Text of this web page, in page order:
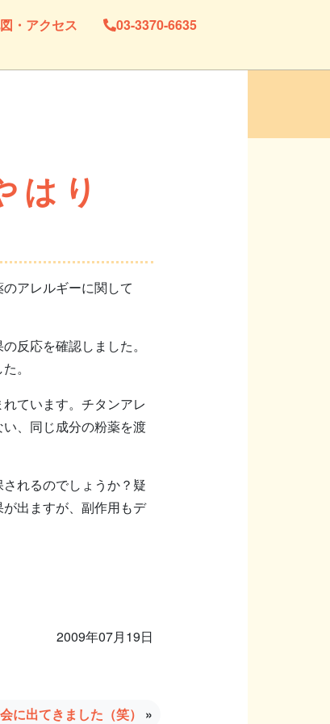
・アクセス
03-3370-6635
はり
アレルギーに関して
反応を確認しました。
。
ています。チタンアレ
、同じ成分の粉薬を渡
れるのでしょうか？疑
出ますが、副作用もデ
2009年07月19日
に出てきました（笑） »